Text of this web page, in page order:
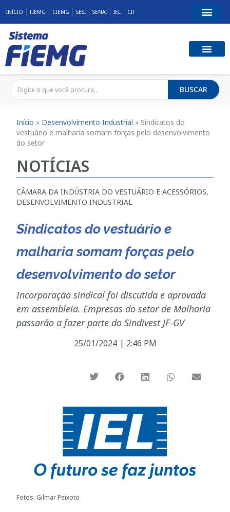
INÍCIO FIEMG CIEMG SESI SENAI IEL CIT
BUSCAR
Início » Desenvolvimento Industrial » Sindicatos do
vestuário e malharia somam forças pelo desenvolvimento
do setor
NOTÍCIAS
CÂMARA DA INDÚSTRIA DO VESTUÁRIO E ACESSÓRIOS,
DESENVOLVIMENTO INDUSTRIAL
Sindicatos do vestuário e
malharia somam forças pelo
desenvolvimento do setor
Incorporação sindical foi discutida e aprovada
em assembleia. Empresas do setor de Malharia
passarão a fazer parte do Sindivest JF-GV
25/01/2024 | 2:46 PM
Fotos: Gilmar Peixoto